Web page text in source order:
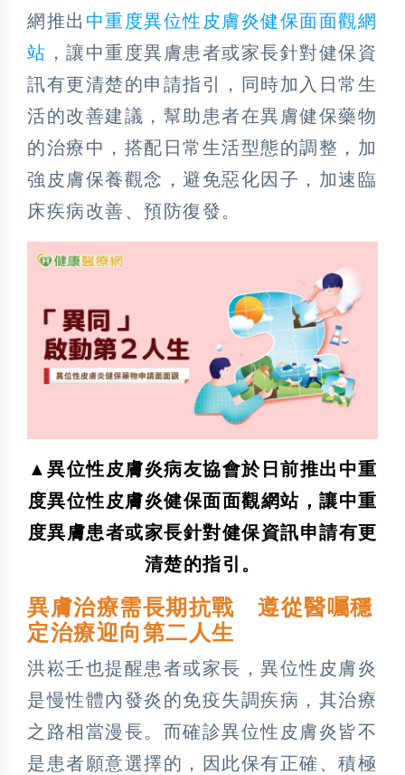
網推出 中重度異位性皮膚炎健保面面觀網
站 ，讓中重度異膚患者或家長針對健保資
訊有更清楚的申請指引，同時加入日常生
活的改善建議，幫助患者在異膚健保藥物
的治療中，搭配日常生活型態的調整，加
強皮膚保養觀念，避免惡化因子，加速臨
床疾病改善、預防復發。
▲異位性皮膚炎病友協會於日前推出中重
度異位性皮膚炎健保面面觀網站，讓中重
度異膚患者或家長針對健保資訊申請有更
清楚的指引。
異膚治療需長期抗戰 遵從醫囑穩
定治療迎向第二人生
洪崧壬也提醒患者或家長，異位性皮膚炎
是慢性體內發炎的免疫失調疾病，其治療
之路相當漫長。而確診異位性皮膚炎皆不
是患者願意選擇的，因此保有正確、積極